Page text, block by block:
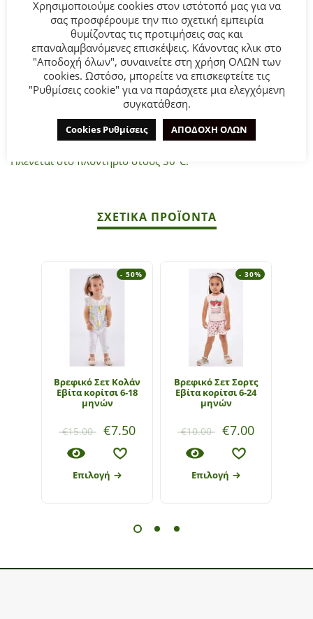
Βρεφικό σετ 3τμχ for Funky Kids για κορίτσι από 6 έως 24
μηνών. Αμάνικο τζάκετ σε μπλε χρώμα με allover τύπωμα,
λευκή μπλούζα και ροζ κολάν.
100% COTTON+100% POLYESTER.
ΣΥΜΒΟΥΛΕΣ
Πλένεται στο πλυντήριο στους 30°C.
ΣΧΕΤΙΚΆ ΠΡΟΪΌΝΤΑ
- 50%
Bρεφικό Σετ Κολάν
Εβίτα κορίτσι 6-18
μηνών
€15.00 €7.50
Επιλογή
- 30%
Bρεφικό Σετ Σορτς
Εβίτα κορίτσι 6-24
μηνών
€10.00 €7.00
Επιλογή
Χρησιμοποιούμε cookies στον ιστότοπό μας για να
σας προσφέρουμε την πιο σχετική εμπειρία
θυμίζοντας τις προτιμήσεις σας και
επαναλαμβανόμενες επισκέψεις. Κάνοντας κλικ στο
"Αποδοχή όλων", συναινείτε στη χρήση ΟΛΩΝ των
cookies. Ωστόσο, μπορείτε να επισκεφτείτε τις
"Ρυθμίσεις cookie" για να παράσχετε μια ελεγχόμενη
συγκατάθεση.
Cookies Ρυθμίσεις ΑΠΟΔΟΧΗ ΟΛΩΝ